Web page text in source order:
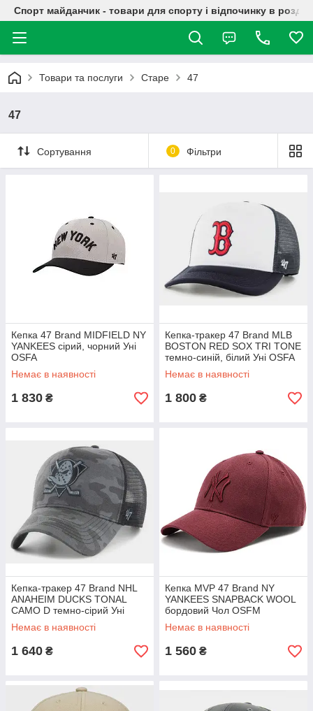
Спорт майданчик - товари для спорту і відпочинку в
Товари та послуги Старе 47
47
Сортування 0 Фільтри
Кепка 47 Brand MIDFIELD NY
YANKEES сірий, чорний Уні
OSFA
Немає в наявності
1 830 ₴
Кепка-тракер 47 Brand MLB
BOSTON RED SOX TRI TONE
темно-синій, білий Уні OSFA
Немає в наявності
1 800 ₴
Кепка-тракер 47 Brand NHL
ANAHEIM DUCKS TONAL
CAMO D темно-сірий Уні
OSFA
Немає в наявності
1 640 ₴
Кепка MVP 47 Brand NY
YANKEES SNAPBACK WOOL
бордовий Чол OSFM
Немає в наявності
1 560 ₴